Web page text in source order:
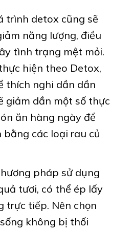
trình detox cũng sẽ
năng lượng, điều
tình trạng mệt mỏi.
hiện theo Detox,
thích nghi dần dần
giảm dần một số thực
ăn hàng ngày để
các loại rau củ
pháp sử dụng
tươi, có thể ép lấy
trực tiếp. Nên chọn
không bị thối